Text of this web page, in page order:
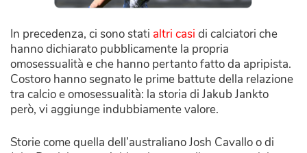
In precedenza, ci sono stati altri casi di calciatori che
hanno dichiarato pubblicamente la propria
omosessualità e che hanno pertanto fatto da apripista.
Costoro hanno segnato le prime battute della relazione
tra calcio e omosessualità: la storia di Jakub Jankto
però, vi aggiunge indubbiamente valore.
Storie come quella dell’australiano Josh Cavallo o di